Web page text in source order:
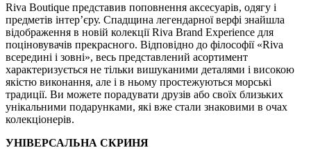
Riva Boutique представив поповнення аксесуарів, одягу і
предметів інтер’єру. Спадщина легендарної верфі знайшла
відображення в новій колекції Riva Brand Experience для
поціновувачів прекрасного. Відповідно до філософії «Riva
всередині і зовні», весь представлений асортимент
характеризується не тільки вишуканими деталями і високою
якістю виконання, але і в ньому простежуються морські
традиції. Ви можете порадувати друзів або своїх близьких
унікальними подарунками, які вже стали знаковими в очах
колекціонерів.
УНІВЕРСАЛЬНА СКРИНЯ